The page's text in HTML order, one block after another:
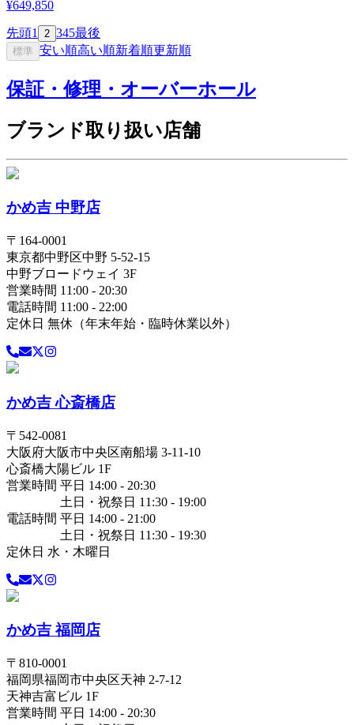
¥649,850
先頭1 2 345最後
標準 安い順高い順新着順更新順
保証・修理・オーバーホール
ブランド取り扱い店舗
かめ吉 中野店
〒 164-0001
東京都中野区中野 5-52-15
中野ブロードウェイ 3F
営業時間 11:00 - 20:30
電話時間 11:00 - 22:00
定休日 無休（年末年始・臨時休業以外）
かめ吉 心斎橋店
〒 542-0081
大阪府大阪市中央区南船場 3-11-10
心斎橋大陽ビル 1F
営業時間 平日 14:00 - 20:30
土日・祝祭日 11:30 - 19:00
電話時間 平日 14:00 - 21:00
土日・祝祭日 11:30 - 19:30
定休日 水・木曜日
かめ吉 福岡店
〒 810-0001
福岡県福岡市中央区天神 2-7-12
天神吉富ビル 1F
営業時間 平日 14:00 - 20:30